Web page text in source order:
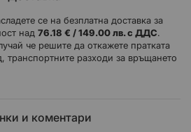
състезателен и инженерен
проекти, превъзходни
процеси, за да създадем
достъпни за всеки.
на RFX ви позволяват да спуснете и
се на безплатна доставка за
над 76.18 € / 149.00 лв. с ДДС.
че решите да откажете пратката
транспортните разходи за връщането
и коментари